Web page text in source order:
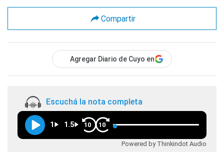
Compartir
Agregar Diario de Cuyo en
Escuchá la nota completa
1 1.5 10 10
Powered by Thinkindot Audio